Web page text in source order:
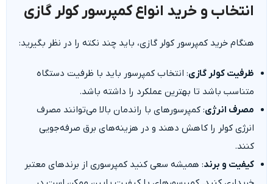
انتخاب و خرید انواع کمپرسور کولر گازی
هنگام خرید کمپرسور کولر گازی، باید چند نکته را در نظر بگیرید:
ظرفیت کولر گازی: انتخاب کمپرسور باید با ظرفیت دستگاه
متناسب باشد تا بهترین عملکرد را داشته باشد.
مصرف انرژی: کمپرسورهای با راندمان بالا می‌توانند مصرف
انرژی کولر را کاهش دهند و در هزینه‌های برق صرفه‌جویی
کنند.
کیفیت و برند: همیشه سعی کنید کمپرسوری از برندهای معتبر